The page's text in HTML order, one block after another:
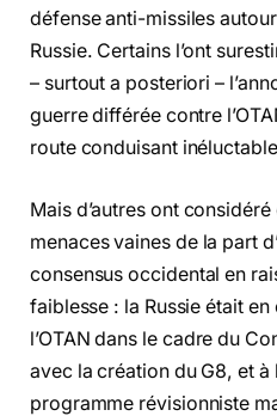
défense anti-missiles
Russie. Certains l’ont
– surtout a posteriori –
guerre différée contre
route conduisant
Mais d’autres ont considéré
menaces vaines de la part
consensus occidental en
faiblesse : la Russie était
l’OTAN dans le cadre du
avec la création du G8, et à
programme révisionniste